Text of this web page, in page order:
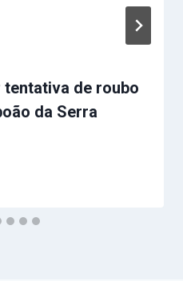
de roubo
da Serra